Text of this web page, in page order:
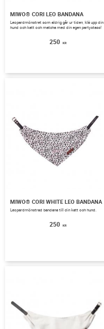
MIWO® CORI LEO BANDANA
Leopardmönstret som aldrig går ur tiden, klä upp din
hund och katt och matcha med din egen partystass!
250 KR
MIWO® CORI WHITE LEO BANDANA
Leopardmönstrad bandana till din katt och hund.
250 KR